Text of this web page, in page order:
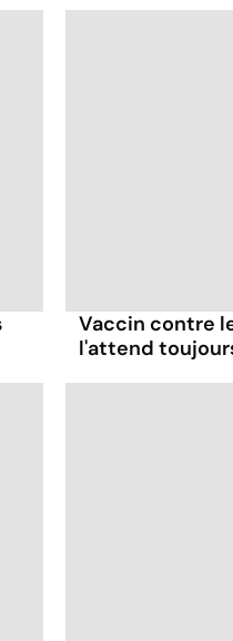
Vaccin contre
l'attend